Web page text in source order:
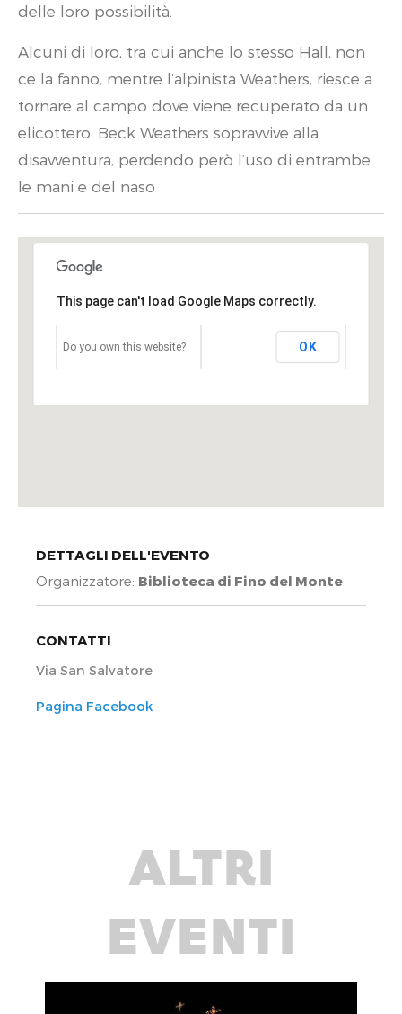
delle loro possibilità.
Alcuni di loro, tra cui anche lo stesso Hall, non
ce la fanno, mentre l’alpinista Weathers, riesce a
tornare al campo dove viene recuperato da un
elicottero. Beck Weathers sopravvive alla
disavventura, perdendo però l’uso di entrambe
le mani e del naso
This page can't load Google Maps correctly.
Do you own this website? OK
DETTAGLI DELL'EVENTO
Organizzatore: Biblioteca di Fino del Monte
CONTATTI
Via San Salvatore
Pagina Facebook
ALTRI
EVENTI